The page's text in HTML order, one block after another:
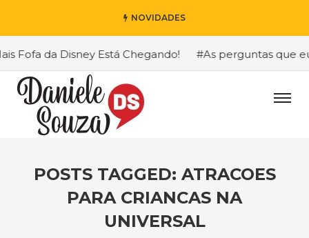
NOVIDADES
da Disney Está Chegando! #As perguntas que eu
POSTS TAGGED: ATRACOES
PARA CRIANCAS NA
UNIVERSAL